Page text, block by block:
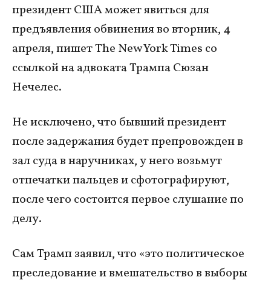
президент США может явиться для
предъявления обвинения во вторник, 4
апреля, пишет The New York Times со
ссылкой на адвоката Трампа Сюзан
Нечелес.
Не исключено, что бывший президент
после задержания будет препровожден в
зал суда в наручниках, у него возьмут
отпечатки пальцев и сфотографируют,
после чего состоится первое слушание по
делу.
Сам Трамп заявил, что «это политическое
преследование и вмешательство в выборы